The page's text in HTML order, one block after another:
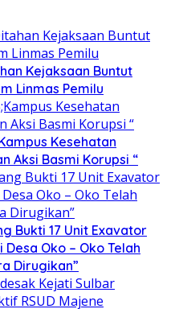
Kejaksaan Buntut
Linmas Pemilu
Kesehatan
Aksi Basmi Korupsi “
Bukti 17 Unit Exavator
Oko – Oko Telah
Dirugikan”